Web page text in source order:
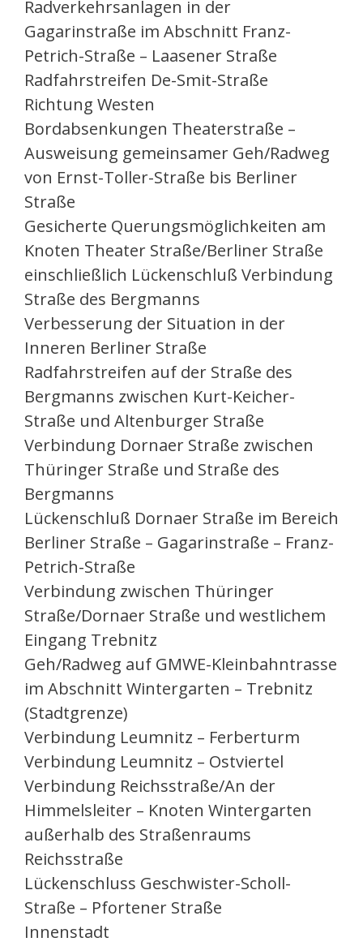
Radverkehrsanlagen in der
Gagarinstraße im Abschnitt Franz-
Petrich-Straße – Laasener Straße
Radfahrstreifen De-Smit-Straße
Richtung Westen
Bordabsenkungen Theaterstraße –
Ausweisung gemeinsamer Geh/Radweg
von Ernst-Toller-Straße bis Berliner
Straße
Gesicherte Querungsmöglichkeiten am
Knoten Theater Straße/Berliner Straße
einschließlich Lückenschluß Verbindung
Straße des Bergmanns
Verbesserung der Situation in der
Inneren Berliner Straße
Radfahrstreifen auf der Straße des
Bergmanns zwischen Kurt-Keicher-
Straße und Altenburger Straße
Verbindung Dornaer Straße zwischen
Thüringer Straße und Straße des
Bergmanns
Lückenschluß Dornaer Straße im Bereich
Berliner Straße – Gagarinstraße – Franz-
Petrich-Straße
Verbindung zwischen Thüringer
Straße/Dornaer Straße und westlichem
Eingang Trebnitz
Geh/Radweg auf GMWE-Kleinbahntrasse
im Abschnitt Wintergarten – Trebnitz
(Stadtgrenze)
Verbindung Leumnitz – Ferberturm
Verbindung Leumnitz – Ostviertel
Verbindung Reichsstraße/An der
Himmelsleiter – Knoten Wintergarten
außerhalb des Straßenraums
Reichsstraße
Lückenschluss Geschwister-Scholl-
Straße – Pfortener Straße
Innenstadt